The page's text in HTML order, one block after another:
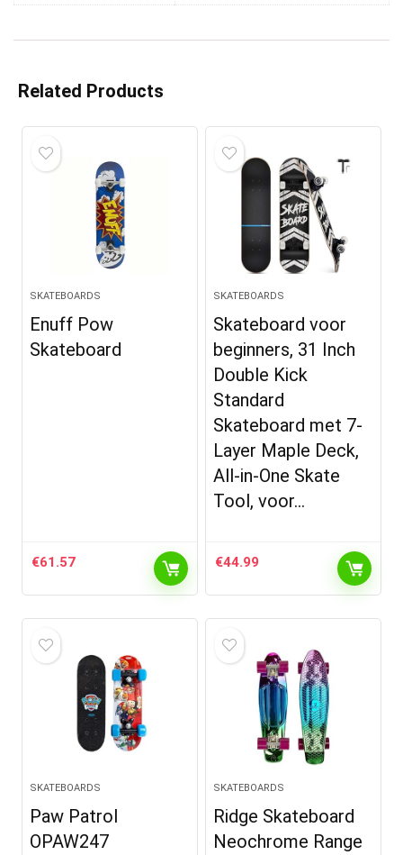
Related Products
SKATEBOARDS
Enuff Pow
Skateboard
€61.57
SKATEBOARDS
Skateboard voor
beginners, 31 Inch
Double Kick
Standard
Skateboard met 7-
Layer Maple Deck,
All-in-One Skate
Tool, voor…
€44.99
SKATEBOARDS
Paw Patrol
OPAW247
SKATEBOARDS
Ridge Skateboard
Neochrome Range